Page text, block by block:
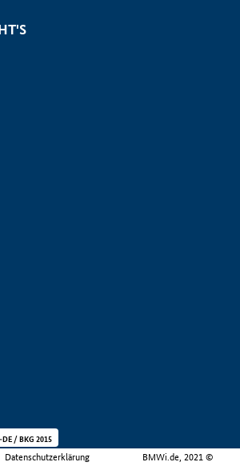
Datenschutzerklärung BMWi.de, 2021 ©
/ BKG 2015